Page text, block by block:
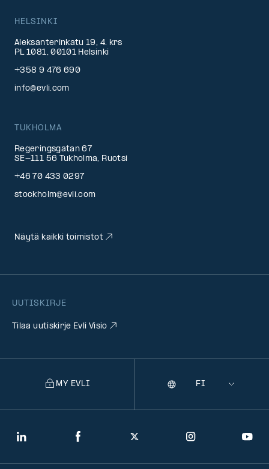
UUTISKIRJE
Tilaa uutiskirje Evli Visio
HELSINKI
Aleksanterinkatu 19, 4. krs
PL 1081, 00101 Helsinki
+358 9 476 690
info@evli.com
TUKHOLMA
Regeringsgatan 67
SE-111 56 Tukholma, Ruotsi
+46 70 433 0297
stockholm@evli.com
Näytä kaikki toimistot
LinkedIn Facebook Twitter Instagram
MY EVLI
Selecting
Kieli